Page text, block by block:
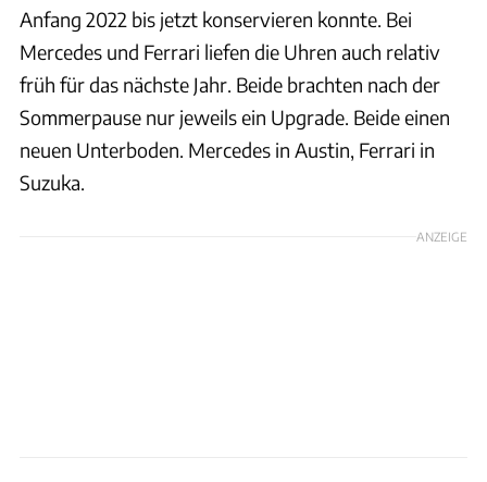
Anfang 2022 bis jetzt konservieren konnte. Bei
Mercedes und Ferrari liefen die Uhren auch relativ
früh für das nächste Jahr. Beide brachten nach der
Sommerpause nur jeweils ein Upgrade. Beide einen
neuen Unterboden. Mercedes in Austin, Ferrari in
Suzuka.
ANZEIGE